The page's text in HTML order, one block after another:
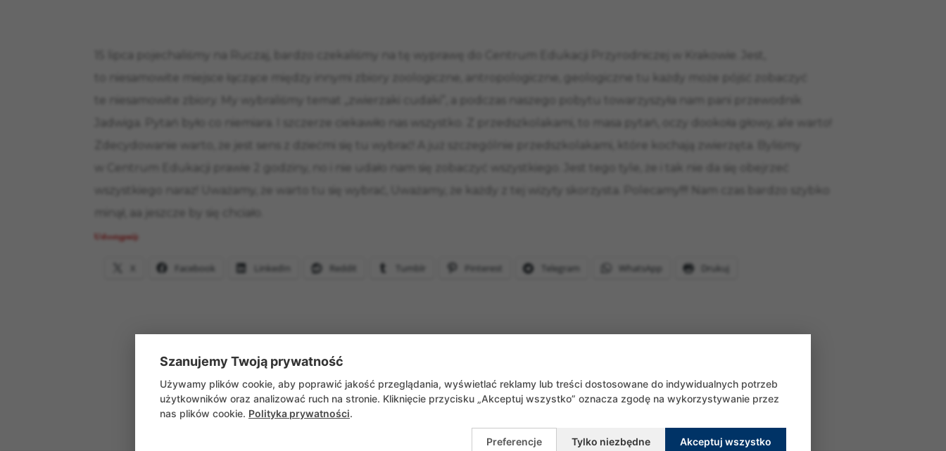
Udostępnij:
Facebook LinkedIn Reddit Tumblr Pinterest Telegram WhatsApp Drukuj
Szanujemy Twoją prywatność
Używamy plików cookie, aby poprawić jakość przeglądania, wyświetlać reklamy lub treści dostosowane do indywidualnych potrzeb
użytkowników oraz analizować ruch na stronie. Kliknięcie przycisku „Akceptuj wszystko” oznacza zgodę na wykorzystywanie przez
nas plików cookie. Polityka prywatności.
Preferencje Tylko niezbędne Akceptuj wszystko